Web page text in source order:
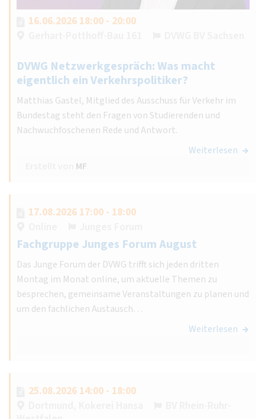
16.06.2026 18:00 - 20:00
DVWG Netzwerkgespräch: Was macht
eigentlich ein Verkehrspolitiker?
Matthias Gastel, Mitglied des Ausschuss für Verkehr im
Bundestag steht den Fragen von Studierenden und
Nachwuchfoschenen Rede und Antwort.
Weiterlesen
MF
17.08.2026 17:00 - 18:00
Fachgruppe Junges Forum August
Das Junge Forum der DVWG trifft sich jeden dritten
Montag im Monat online, um aktuelle Themen zu
besprechen, gemeinsame Veranstaltungen zu planen und
um den fachlichen Austausch…
Weiterlesen
25.08.2026 14:00 - 18:00